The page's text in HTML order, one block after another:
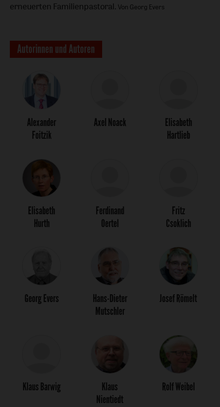
erneuerten Familienpastoral. Von Georg Evers
Autorinnen und Autoren
Alexander
Foitzik
Axel Noack
Elisabeth
Hartlieb
Elisabeth
Hurth
Ferdinand
Oertel
Fritz
Csoklich
Georg Evers
Hans-Dieter
Mutschler
Josef Römelt
Klaus Barwig
Klaus
Nientiedt
Rolf Weibel